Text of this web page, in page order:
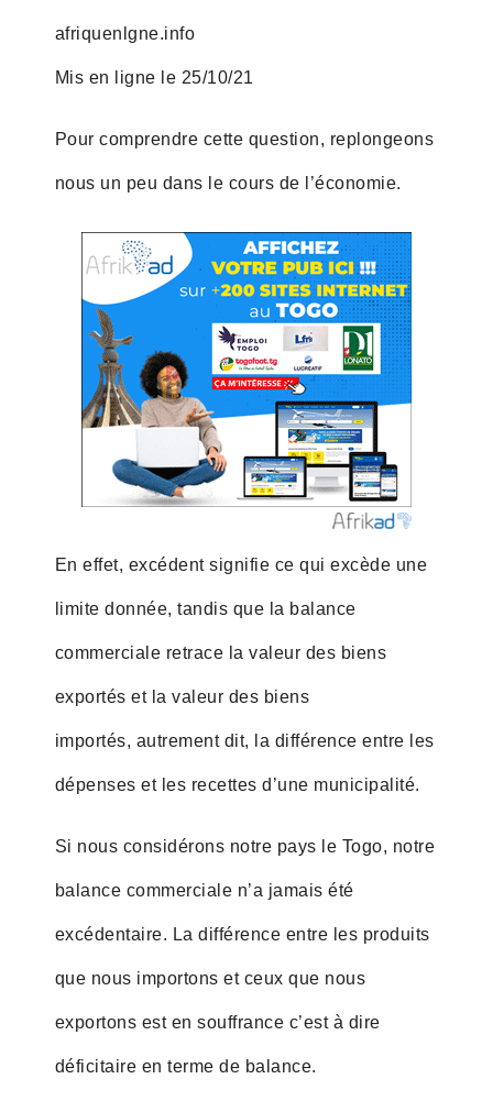
afriquenlgne.info
Mis en ligne le 25/10/21
Pour comprendre cette question, replongeons
nous un peu dans le cours de l’économie.
En effet, excédent signifie ce qui excède une
limite donnée, tandis que la balance
commerciale retrace la valeur des biens
exportés et la valeur des biens
importés, autrement dit, la différence entre les
dépenses et les recettes d’une municipalité.
Si nous considérons notre pays le Togo, notre
balance commerciale n’a jamais été
excédentaire. La différence entre les produits
que nous importons et ceux que nous
exportons est en souffrance c’est à dire
déficitaire en terme de balance.